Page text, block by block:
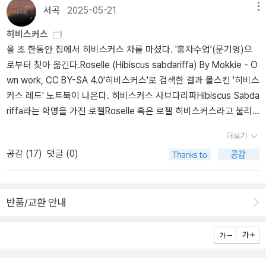
차를 위한 여행이라니... 엄청나죠. 한편으론 부럽기도 해요! 저렇게
뭔가 사랑하는 일이 있다니!!! 책을 읽다 보니 홍차에 설탕을 넣어 먹
는 게 신기해서 각설탕을 구입했거든요? 근데 홍차에 설탕과 우유를
넣은 게 밀크티라네요?!! 허허허 제 하찮은 수준이 다시 빛나네요...
(책을 5일 동안 나눠 읽다 보니 제가 성급하게 구입 먼저 했네요 밀크
티에 대한 정보도 나옵니다ㅠ) 집에서 직접 밀크티 해먹어야겠어요~
~ 각설탕을 산 김에...! 밀크티 맛있잖아요! 작가님의 아름다운 마음처
럼 우리의 삶이 홍차를 우릴 충분한 시간이 존재하도록! 여유롭고 풍
요로워지기를! 바래봅니다!🔖 53쪽녹차가 매우 정적인 무채색의 음
은 음료다.-🔖 394쪽차에 대해서 너무 건강이라는 측면에서 접른하
않게 우리는 시간이 중요함에도.-🔖 412쪽사랑하는 사람을 위해 차
코 같을 수는 없다.-🔖 450쪽도시에서 느끼는 긴장감 속에서 잠시
서곡 2025-05-21
히비스커스
올 초 한동안 집에서 히비스커스 차를 마셨다. '홍차수업'(문기영)으
로부터 찾아 옮긴다.Roselle (Hibiscus sabdariffa) By Mokkie - O
wn work, CC BY-SA 4.0'히비스커스'로 검색한 결과 몰스킨 '히비스
커스 레드' 노트북이 나온다. 히비스커스 사브다리파Hibiscus Sabda
riffa라는 학명을 가진 로젤Roselle 혹은 로젤 히비스커스라고 불리
색 조각은 사실 꽃받침이다. 시큼하고 자극적인 맛이 매력적이라 허
브차 말고도 잼, 과일 샐러드, 아이스크림 등에서 사용된다. 혈압, 콜
레스트롤을 낮추고 면역 시스템 강화에 효능이 있는 것이 알려지면서
로는 로즈 힙Rosehip과 블렌딩 되어 많이 사용된다. 붉은색 계열의
우리나라 무궁화 학명이 히비스커스 시라쿠스Hibiscus Syriacus다.
더보기
공감 (17) 댓글 (0)
반품/교환 안내